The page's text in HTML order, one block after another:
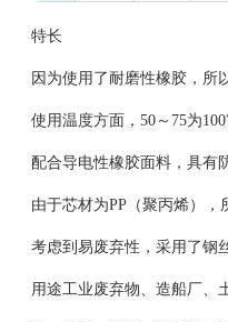
特长
因为使用了耐磨性橡胶，所
使用温度方面，50～75为
配合导电性橡胶面料，具有
由于芯材为PP（聚丙烯），
考虑到易废弃性，采用了钢
用途工业废弃物、造船厂、